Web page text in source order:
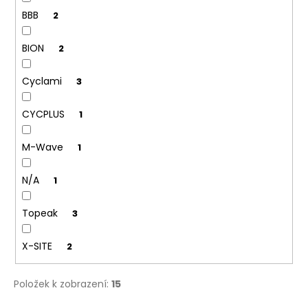
BBB 2
BION 2
Cyclami 3
CYCPLUS 1
M-Wave 1
N/A 1
Topeak 3
X-SITE 2
Položek k zobrazení: 15
m